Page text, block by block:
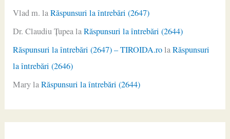
Vlad m. laRăspunsuri la întrebări (2647)
Dr. Claudiu ŢupealaRăspunsuri la întrebări (2644)
Răspunsuri la întrebări (2647) – TIROIDA.rolaRăspunsuri
la întrebări (2646)
MarylaRăspunsuri la întrebări (2644)